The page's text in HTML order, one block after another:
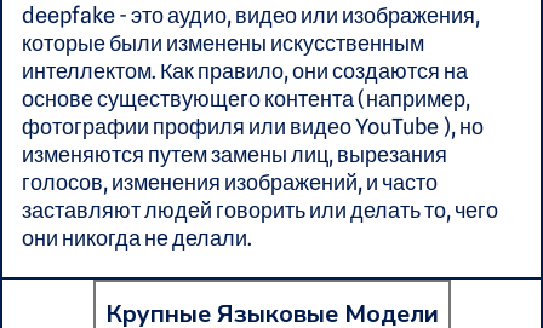
deepfake - это аудио, видео или изображения,
которые были изменены искусственным
интеллектом. Как правило, они создаются на
основе существующего контента (например,
фотографии профиля или видео YouTube ), но
изменяются путем замены лиц, вырезания
голосов, изменения изображений, и часто
заставляют людей говорить или делать то, чего
они никогда не делали.
Крупные Языковые Модели